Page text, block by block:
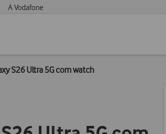
A Vodafone
S26 Ultra 5G com watch